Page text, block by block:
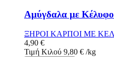
Αμύγδαλα με
ΞΗΡΟΙ ΚΑΡΠΟΙ ΜΕ
4,90 €
Τιμή Κιλού 9,80 € /kg